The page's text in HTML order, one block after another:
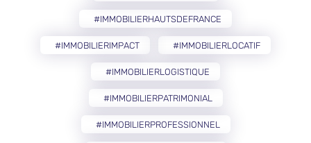
#IMMOBILIERHAUTSDEFRANCE
#IMMOBILIERIMPACT #IMMOBILIERLOCATIF
#IMMOBILIERLOGISTIQUE
#IMMOBILIERPATRIMONIAL
#IMMOBILIERPROFESSIONNEL